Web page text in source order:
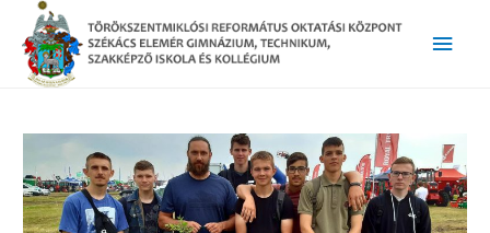
Main